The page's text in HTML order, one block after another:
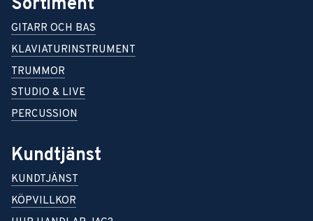
GITARR OCH BAS
KLAVIATURINSTRUMENT
TRUMMOR
STUDIO & LIVE
PERCUSSION
Kundtjänst
KUNDTJÄNST
KÖPVILLKOR